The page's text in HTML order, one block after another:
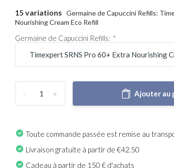
15 variations
Germaine de Capuccini Refills:
Nourishing Cream Eco Refill
Germaine de Capuccini Refills: *
+
- Ajouter au
Toute commande passée est remise au
Livraison gratuite à partir de €42.50
Cadeau à partir de 150 € d'achats